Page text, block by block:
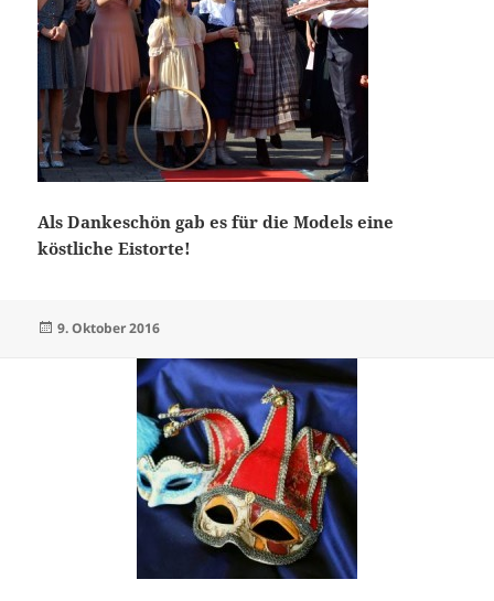
Als Dankeschön gab es für die Models eine
köstliche Eistorte!
Veröffentlicht
9. Oktober 2016